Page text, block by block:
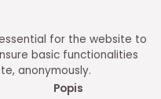
for the website to
basic functionalities
anonymously.
Popis